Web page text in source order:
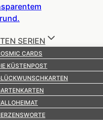
SERIEN
CARDS
KÜSTENPOST